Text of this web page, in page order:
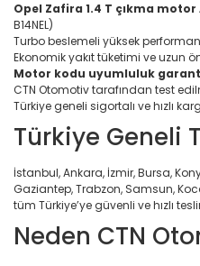
Opel Zafira 1.4 T çıkma motor
B14NEL)
Turbo beslemeli yüksek
Ekonomik yakıt tüketimi ve uzun
Motor kodu uyumluluk
CTN Otomotiv tarafından test
Türkiye geneli sigortalı ve hızlı
Türkiye Geneli
İstanbul, Ankara, İzmir, Bursa,
Gaziantep, Trabzon, Samsun,
tüm Türkiye’ye güvenli ve hızlı
Neden CTN